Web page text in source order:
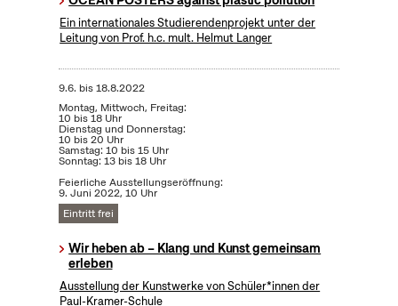
Ein internationales Studierendenprojekt unter der
Leitung von Prof. h.c. mult. Helmut Langer
9.6. bis18.8.2022
Montag, Mittwoch, Freitag:
10 bis 18 Uhr
Dienstag und Donnerstag:
10 bis 20 Uhr
Samstag: 10 bis 15 Uhr
Sonntag: 13 bis 18 Uhr
Feierliche Ausstellungseröffnung:
9. Juni 2022, 10 Uhr
Eintritt frei
Wir heben ab – Klang und Kunst gemeinsam
erleben
Ausstellung der Kunstwerke von Schüler*innen der
Paul-Kramer-Schule